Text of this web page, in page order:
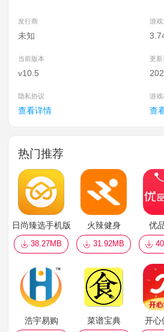
发行商 游戏
未知
当前版本 更新
v10.5
隐私协议 游戏
查看详情 查
热门推荐
日尚臻选手机版
38.27MB
火辣健身
31.92MB
优
浩宇易购 菜谱宝典 开心